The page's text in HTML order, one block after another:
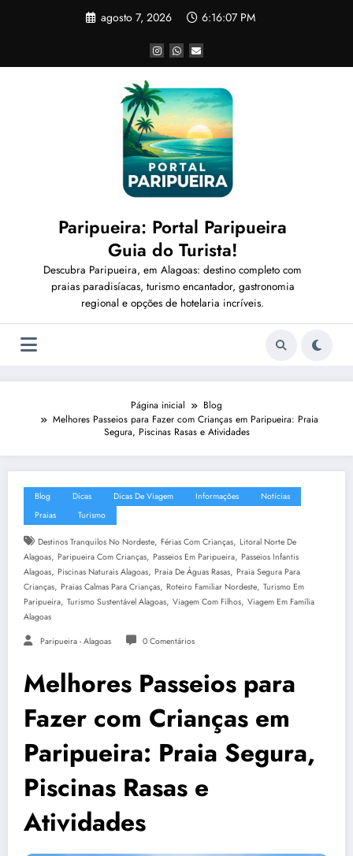
agosto 7, 2026 6:16:08 PM
Paripueira: Portal Paripueira
Guia do Turista!
Descubra Paripueira, em Alagoas: destino completo com
praias paradisíacas, turismo encantador, gastronomia
regional e opções de hotelaria incríveis.
Página inicial
Blog
Melhores Passeios para Fazer com Crianças em Paripueira: Praia
Segura, Piscinas Rasas e Atividades
Blog Dicas Dicas De Viagem Informações
Notícias
Praias
Turismo
Destinos Tranquilos No Nordeste, Férias Com Crianças, Litoral Norte De
Alagoas, Paripueira Com Crianças, Passeios Em Paripueira, Passeios Infantis
Alagoas, Piscinas Naturais Alagoas, Praia De Águas Rasas, Praia Segura Para
Crianças, Praias Calmas Para Crianças, Roteiro Familiar Nordeste, Turismo Em
Paripueira, Turismo Sustentável Alagoas, Viagem Com Filhos, Viagem Em Família
Alagoas
Paripueira - Alagoas 0 Comentários
Melhores Passeios para
Fazer com Crianças em
Paripueira: Praia Segura,
Piscinas Rasas e
Atividades